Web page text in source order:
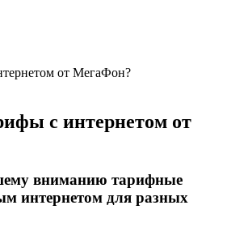
от МегаФон?
с интернетом от
вниманию тарифные
интернетом для разных